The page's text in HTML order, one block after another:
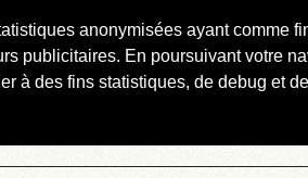
anonymisées ayant comme
publicitaires. En poursuivant votre
à des fins statistiques, de debug et